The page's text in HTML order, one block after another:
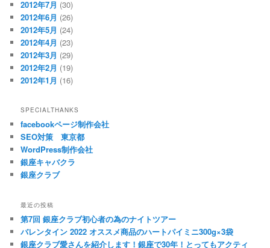
2012年7月 (30)
2012年6月 (26)
2012年5月 (24)
2012年4月 (23)
2012年3月 (29)
2012年2月 (19)
2012年1月 (16)
SPECIALTHANKS
facebookページ制作会社
SEO対策 東京都
WordPress制作会社
銀座キャバクラ
銀座クラブ
最近の投稿
第7回 銀座クラブ初心者の為のナイトツアー
バレンタイン 2022 オススメ商品のハートパイミニ300g×3袋
銀座クラブ愛さんを紹介します！銀座で30年！とってもアクティ